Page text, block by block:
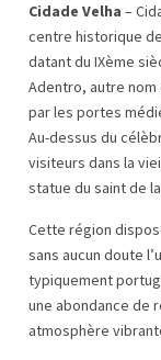
Cidade Velha –
centre historique
datant du IXème
Adentro, autre
par les portes
Au-dessus du
visiteurs dans la
statue du saint de
Cette région
sans aucun doute
typiquement
une abondance de
atmosphère